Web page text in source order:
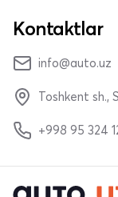
Kontaktlar
info@auto.uz
Toshkent sh.,
+998 95 324